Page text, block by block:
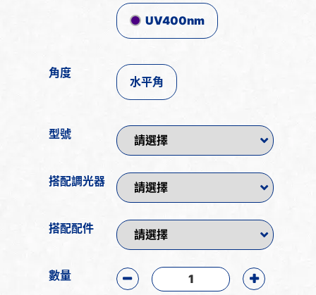
UV400nm
角度
水平角
型號
搭配調光器
搭配配件
數量